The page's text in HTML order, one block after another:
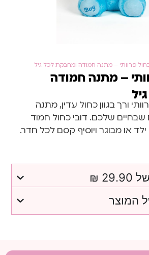
כחול פרוותי – מתנה חמודה ומחבקת לכל גיל
– מתנה חמודה
ורך בגוון כחול עדין, מתנה
שלכם. דובי כחול חמוד
או מבוגר ויוסיף קסם לכל חדר.
₪
המוצר